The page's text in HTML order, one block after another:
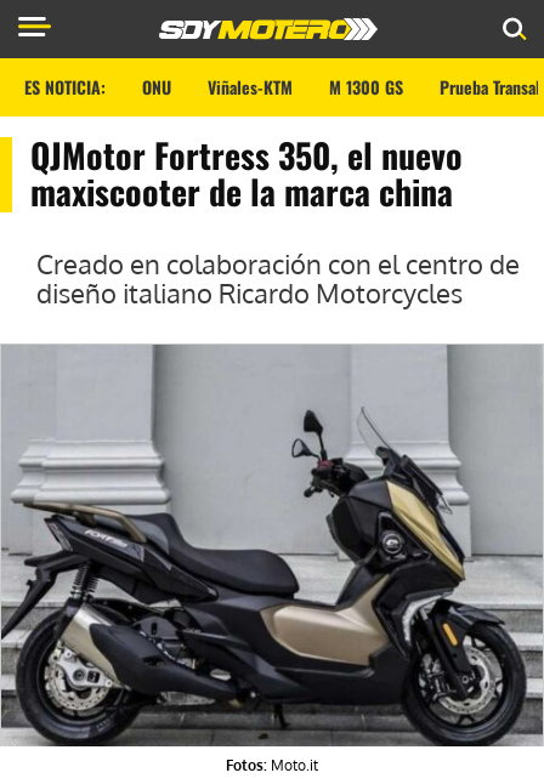
ES NOTICIA: ONU Viñales-KTM M 1300 GS Prueba
QJMotor Fortress 350, el nuevo
maxiscooter de la marca china
Creado en colaboración con el centro de
diseño italiano Ricardo Motorcycles
Fotos: Moto.it